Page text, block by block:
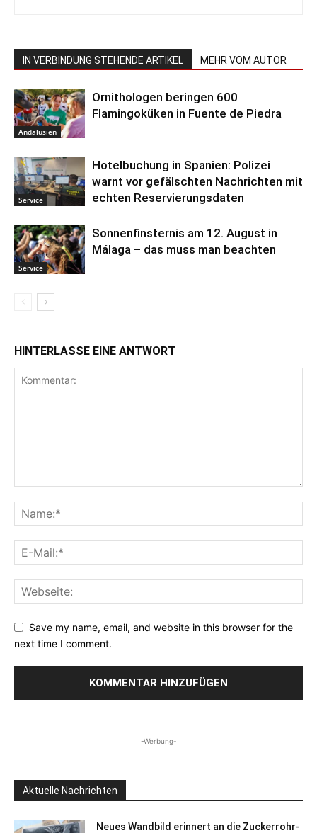
IN VERBINDUNG STEHENDE ARTIKEL MEHR VOM AUTOR
Andalusien
Ornithologen beringen 600
Flamingoküken in Fuente de Piedra
Service
Hotelbuchung in Spanien: Polizei
warnt vor gefälschten Nachrichten mit
echten Reservierungsdaten
Service
Sonnenfinsternis am 12. August in
Málaga – das muss man beachten
HINTERLASSE EINE ANTWORT
Save my name, email, and website in this browser for the
next time I comment.
-Werbung-
Aktuelle Nachrichten
Neues Wandbild erinnert an die Zuckerrohr-